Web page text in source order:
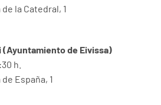
la Catedral, 1
de Eivissa)
h.
España, 1